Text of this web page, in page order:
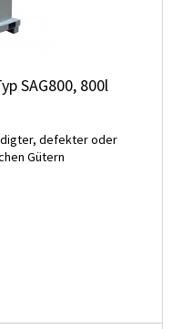
SAG800, 800l
defekter oder
Gütern